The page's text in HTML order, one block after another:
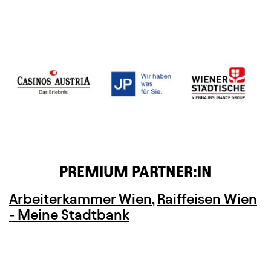
PREMIUM PARTNER:IN
Arbeiterkammer Wien,Raiffeisen Wien
- Meine Stadtbank